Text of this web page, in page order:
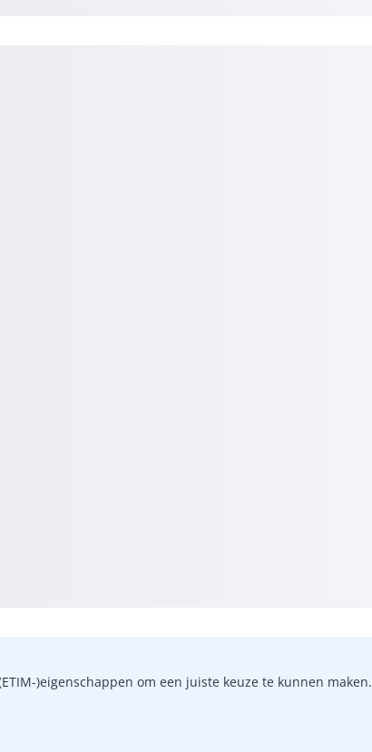
)eigenschappen om een juiste keuze te kunnen maken.